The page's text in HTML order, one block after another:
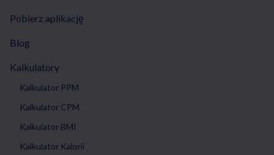
Pobierz aplikację
Blog
Kalkulatory
Kalkulator PPM
Kalkulator CPM
Kalkulator BMI
Kalkulator Kalorii